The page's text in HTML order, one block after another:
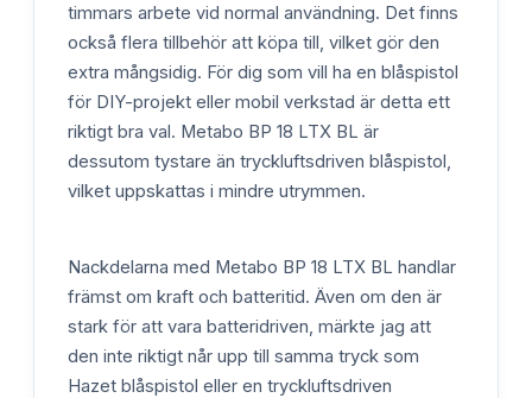
timmars arbete vid normal användning. Det finns
också flera tillbehör att köpa till, vilket gör den
extra mångsidig. För dig som vill ha en blåspistol
för DIY-projekt eller mobil verkstad är detta ett
riktigt bra val. Metabo BP 18 LTX BL är
dessutom tystare än tryckluftsdriven blåspistol,
vilket uppskattas i mindre utrymmen.
Nackdelarna med Metabo BP 18 LTX BL handlar
främst om kraft och batteritid. Även om den är
stark för att vara batteridriven, märkte jag att
den inte riktigt når upp till samma tryck som
Hazet blåspistol eller en tryckluftsdriven